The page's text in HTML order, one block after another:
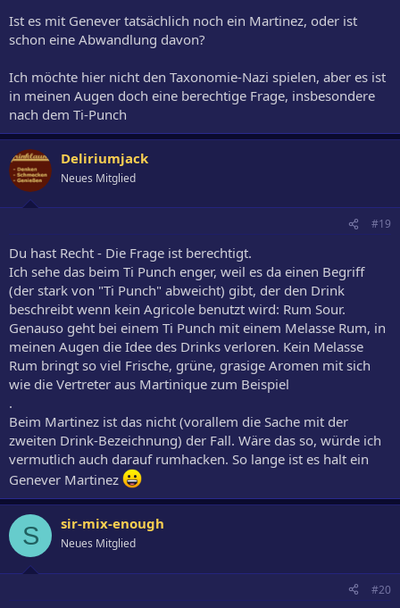
Ist es mit Genever tatsächlich noch ein Martinez, oder ist
schon eine Abwandlung davon?
Ich möchte hier nicht den Taxonomie-Nazi spielen, aber es ist
in meinen Augen doch eine berechtige Frage, insbesondere
nach dem Ti-Punch
Deliriumjack
Neues Mitglied
#19
Du hast Recht - Die Frage ist berechtigt.
Ich sehe das beim Ti Punch enger, weil es da einen Begriff
(der stark von "Ti Punch" abweicht) gibt, der den Drink
beschreibt wenn kein Agricole benutzt wird: Rum Sour.
Genauso geht bei einem Ti Punch mit einem Melasse Rum, in
meinen Augen die Idee des Drinks verloren. Kein Melasse
Rum bringt so viel Frische, grüne, grasige Aromen mit sich
wie die Vertreter aus Martinique zum Beispiel
.
Beim Martinez ist das nicht (vorallem die Sache mit der
zweiten Drink-Bezeichnung) der Fall. Wäre das so, würde ich
vermutlich auch darauf rumhacken. So lange ist es halt ein
Genever Martinez
S sir-mix-enough
Neues Mitglied
#20